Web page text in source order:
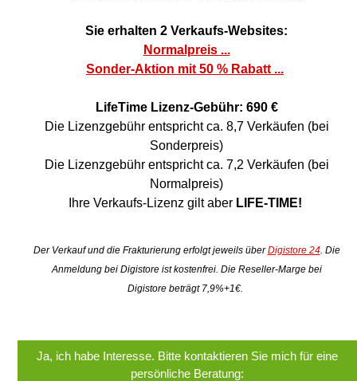
Sie erhalten 2 Verkaufs-Websites:
Normalpreis ...
Sonder-Aktion mit 50 % Rabatt ...
LifeTime Lizenz-Gebühr: 690 €
Die Lizenzgebühr entspricht ca. 8,7 Verkäufen (bei
Sonderpreis)
Die Lizenzgebühr entspricht ca. 7,2 Verkäufen (bei
Normalpreis)
Ihre Verkaufs-Lizenz gilt aber LIFE-TIME!
Der Verkauf und die Frakturierung erfolgt jeweils überDigistore 24. Die
Anmeldung bei Digistore ist kostenfrei. Die Reseller-Marge bei
Digistore beträgt 7,9%+1€.
Ja, ich habe Interesse. Bitte kontaktieren Sie mich für eine
persönliche Beratung: